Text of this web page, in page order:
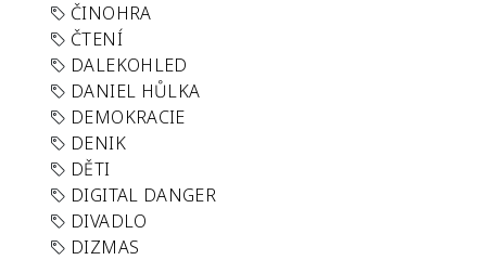
ČINOHRA
ČTENÍ
DALEKOHLED
DANIEL HŮLKA
DEMOKRACIE
DENIK
DĚTI
DIGITAL DANGER
DIVADLO
DIZMAS